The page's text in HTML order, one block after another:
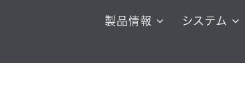
製品情報 システム